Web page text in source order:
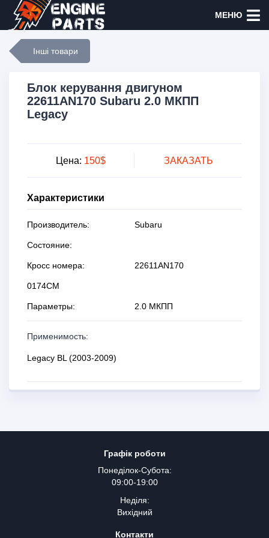
МЕНЮ
Інші товари
Блок керування двигуном
22611AN170 Subaru 2.0 МКПП
Legaсy
Цена: 150$ ЗАКАЗАТЬ
Характеристики
Производитель: Subaru
Состояние:
Кросс номера: 22611AN170
0174СМ
Параметры: 2.0 МКПП
Применимость:
Legaсy BL (2003-2009)
Графік роботи
Понеділок-Субота:
09:00-19:00
Неділя:
Вихідний
Контакти